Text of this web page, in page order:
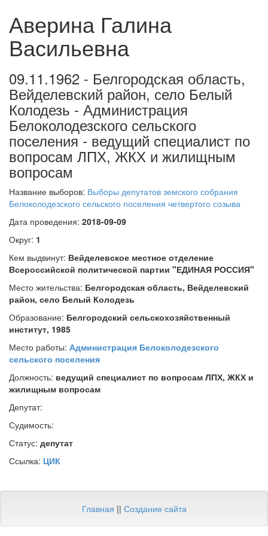
Аверина Галина
Васильевна
09.11.1962 - Белгородская область,
Вейделевский район, село Белый
Колодезь - Администрация
Белоколодезского сельского
поселения - ведущий специалист по
вопросам ЛПХ, ЖКХ и жилищным
вопросам
Название выборов: Выборы депутатов земского собрания
Белоколодезского сельского поселения четвертого созыва
Дата проведения: 2018-09-09
Округ: 1
Кем выдвинут: Вейделевское местное отделение
Всероссийской политической партии "ЕДИНАЯ РОССИЯ"
Место жительства: Белгородская область, Вейделевский
район, село Белый Колодезь
Образование: Белгородский сельскохозяйственный
институт, 1985
Место работы: Администрация Белоколодезского
сельского поселения
Должность: ведущий специалист по вопросам ЛПХ, ЖКХ и
жилищным вопросам
Депутат:
Судимость:
Статус: депутат
Ссылка: ЦИК
Главная || Создание сайта